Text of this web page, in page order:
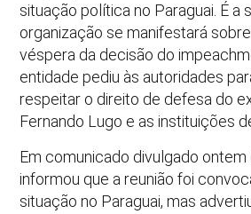
situação política no Paraguai. É a
organização se manifestará
véspera da decisão do
entidade pediu às autoridades
respeitar o direito de defesa do
Fernando Lugo e as instituições
Em comunicado divulgado ontem
informou que a reunião foi
situação no Paraguai, mas